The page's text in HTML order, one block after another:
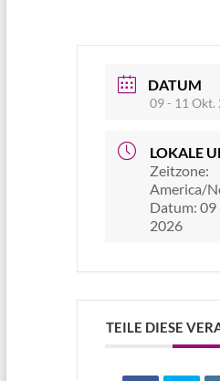
DATUM
09 - 11 Okt.
LOKALE
Zeitzone:
America/
Datum: 09
2026
TEILE DIESE